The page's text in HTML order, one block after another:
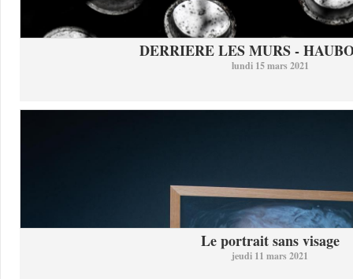
DERRIERE LES MURS -
lundi 15 mars 2021
Le portrait sans visage
jeudi 11 mars 2021